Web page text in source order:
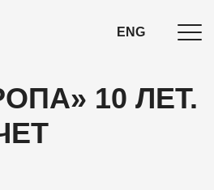
ENG
10 ЛЕТ.